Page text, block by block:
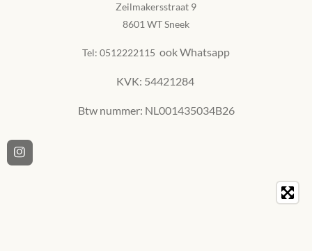
Zeilmakersstraat 9
8601 WT Sneek
Tel: 0512222115 ookWhatsapp
KVK: 54421284
Btw nummer: NL001435034B26
I
n